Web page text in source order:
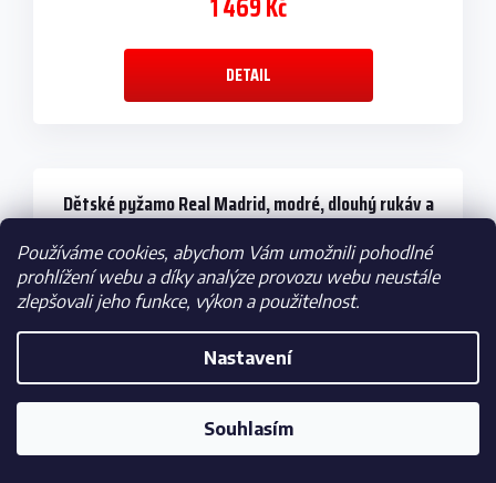
Používáme cookies, abychom Vám umožnili pohodlné
prohlížení webu a díky analýze provozu webu neustále
zlepšovali jeho funkce, výkon a použitelnost.
Nastavení
Souhlasím
DETAIL
Dětské pyžamo Real Madrid, modré, dlouhý rukáv a